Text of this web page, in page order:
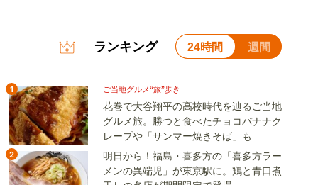
ランキング 24時間 週間
1 ご当地グルメ“旅”歩き
花巻で大谷翔平の高校時代を辿るご当地
グルメ旅。勝つと食べたチョコバナナク
レープや「サンマー焼きそば」も
2
明日から！福島・喜多方の「喜多方ラー
メンの異端児」が東京駅に。鶏と青口煮